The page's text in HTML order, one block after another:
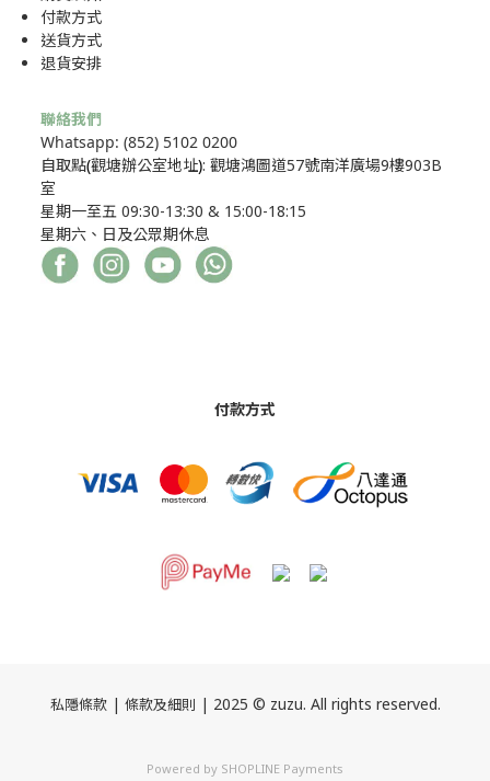
付款方式
送貨方式
退貨安排
聯絡我們
Whatsapp: (852) 5102 0200
自取點(觀塘辦公室地址): 觀塘鴻圖道57號南洋廣場9樓903B
室
星期一至五 09:30-13:30 & 15:00-18:15
星期六、日及公眾期休息
付款方式
私隱條款| 條款及細則 | 2025 © zuzu. All rights reserved.
Powered by SHOPLINE Payments